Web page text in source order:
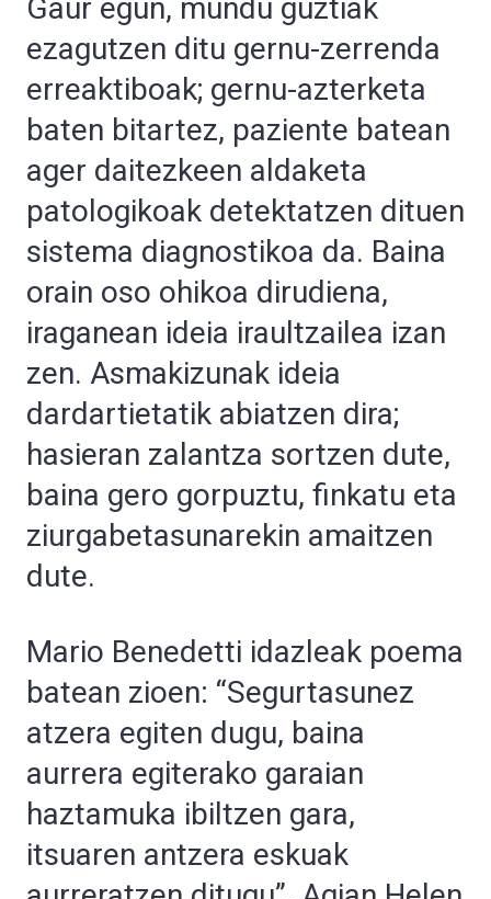
Gaur egun, mundu guztiak
ezagutzen ditu gernu-zerrenda
erreaktiboak; gernu-azterketa
baten bitartez, paziente batean
ager daitezkeen aldaketa
patologikoak detektatzen dituen
sistema diagnostikoa da. Baina
orain oso ohikoa dirudiena,
iraganean ideia iraultzailea izan
zen. Asmakizunak ideia
dardartietatik abiatzen dira;
hasieran zalantza sortzen dute,
baina gero gorpuztu, finkatu eta
ziurgabetasunarekin amaitzen
dute.
Mario Benedetti idazleak poema
batean zioen: “Segurtasunez
atzera egiten dugu, baina
aurrera egiterako garaian
haztamuka ibiltzen gara,
itsuaren antzera eskuak